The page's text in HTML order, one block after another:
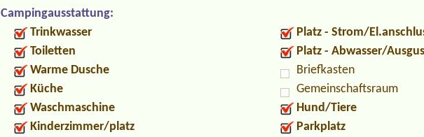
Campingausstattung:
Trinkwasser
Toiletten
Warme Dusche
Küche
Waschmaschine
Kinderzimmer/platz
Platz - Strom/
Platz - Abwasser/
Briefkasten
Gemeinschaftsraum
Hund/Tiere
Parkplatz